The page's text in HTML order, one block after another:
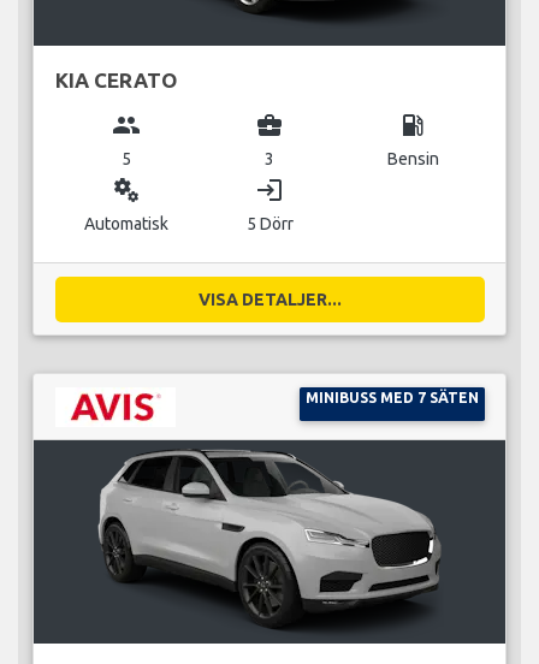
KIA CERATO
group
5
business_center
3
local_gas_station
Bensin
miscellaneous_services
Automatisk
login
5 Dörr
VISA DETALJER...
MINIBUSS MED 7 SÄTEN